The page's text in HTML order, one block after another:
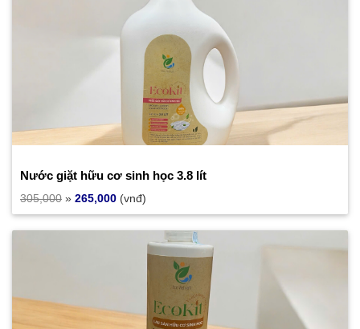
Nước giặt hữu cơ sinh học 3.8 lít
305,000 » 265,000 (vnđ)